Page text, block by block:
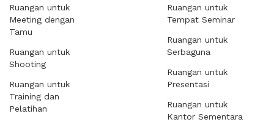
Ruangan untuk
Meeting dengan
Tamu
Ruangan untuk
Shooting
Ruangan untuk
Training dan
Pelatihan
Ruangan untuk
Tempat Seminar
Ruangan untuk
Serbaguna
Ruangan untuk
Presentasi
Ruangan untuk
Kantor Sementara